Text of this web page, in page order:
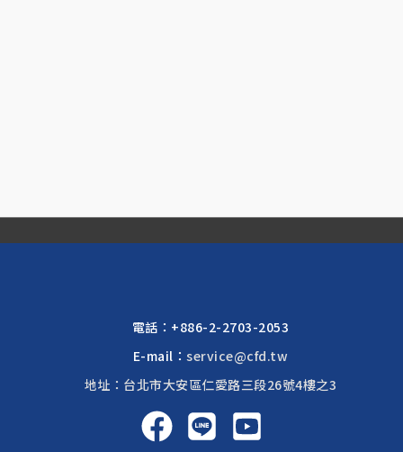
電話： +886-2-2703-2053
E-mail：service@cfd.tw
地址：台北市大安區仁愛路三段26號4樓之3